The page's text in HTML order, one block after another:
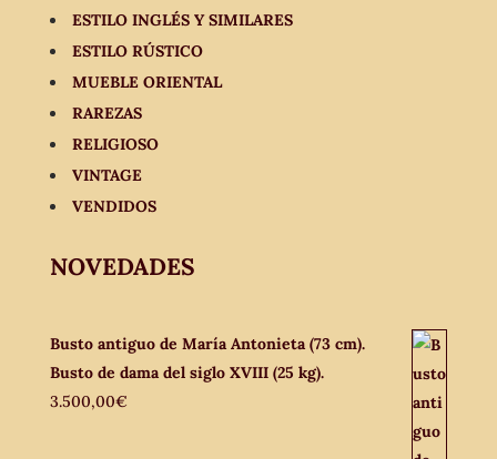
ESTILO INGLÉS Y SIMILARES
ESTILO RÚSTICO
MUEBLE ORIENTAL
RAREZAS
RELIGIOSO
VINTAGE
VENDIDOS
NOVEDADES
Busto antiguo de María Antonieta (73 cm).
Busto de dama del siglo XVIII (25 kg).
3.500,00€